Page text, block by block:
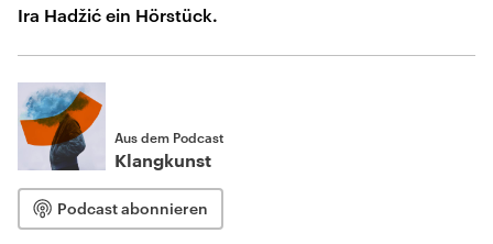
Ira Hadžić ein Hörstück.
Aus dem Podcast
Klangkunst
Podcast abonnieren